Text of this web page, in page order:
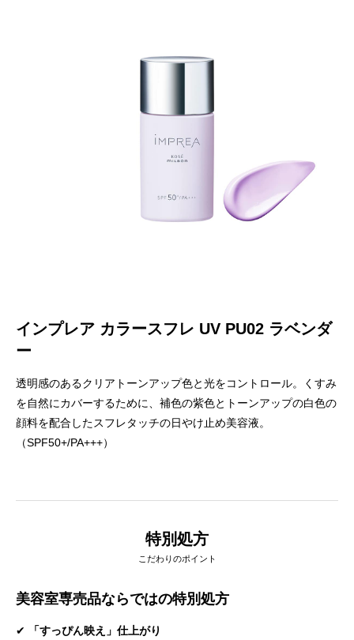
インプレア カラースフレ UV PU02 ラベンダ
ー
透明感のあるクリアトーンアップ色と光をコントロール。くすみ
を自然にカバーするために、補色の紫色とトーンアップの白色の
顔料を配合したスフレタッチの日やけ止め美容液。
（SPF50+/PA+++）
特別処方
こだわりのポイント
美容室専売品ならではの特別処方
✔ 「すっぴん映え」仕上がり